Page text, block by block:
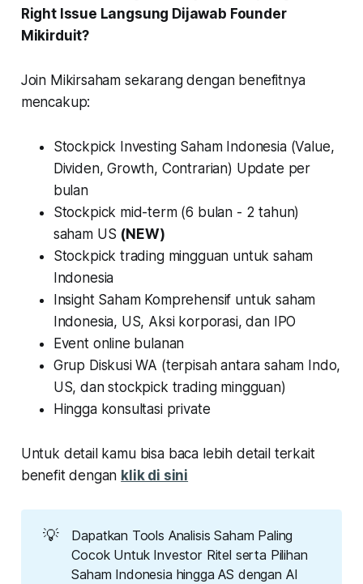
Right Issue Langsung Dijawab Founder
Mikirduit?
Join Mikirsaham sekarang dengan benefitnya
mencakup:
Stockpick Investing Saham Indonesia (Value,
Dividen, Growth, Contrarian) Update per
bulan
Stockpick mid-term (6 bulan - 2 tahun)
saham US (NEW)
Stockpick trading mingguan untuk saham
Indonesia
Insight Saham Komprehensif untuk saham
Indonesia, US, Aksi korporasi, dan IPO
Event online bulanan
Grup Diskusi WA (terpisah antara saham Indo,
US, dan stockpick trading mingguan)
Hingga konsultasi private
Untuk detail kamu bisa baca lebih detail terkait
benefit dengan klik di sini
💡
Dapatkan Tools Analisis Saham Paling
Cocok Untuk Investor Ritel serta Pilihan
Saham Indonesia hingga AS dengan AI